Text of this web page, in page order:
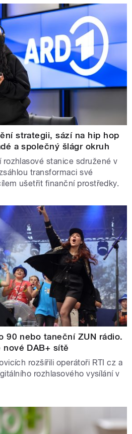
strategii, sází na hip hop
a společný šlágr okruh
stanice sdružené v
transformaci své
ušetřit finanční prostředky.
90 nebo taneční ZUN rádio.
DAB+ sítě
rozšířili operátoři RTI cz a
rozhlasového vysílání v